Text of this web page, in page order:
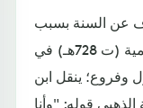
عن السنة بسبب
مسائل هو نفسه يدافع عن ابن تيمية (ت 728هـ) في
وفروع؛ ينقل ابن
قوله: "وأنا